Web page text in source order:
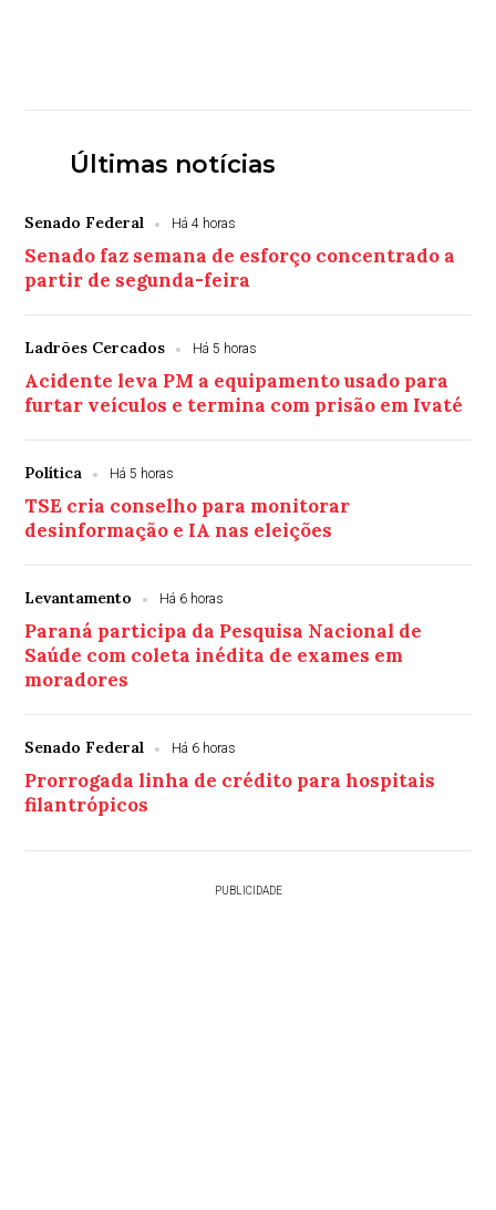
Últimas notícias
Senado Federal Há 4 horas
Senado faz semana de esforço concentrado a
partir de segunda-feira
Ladrões Cercados Há 5 horas
Acidente leva PM a equipamento usado para
furtar veículos e termina com prisão em Ivaté
Política Há 5 horas
TSE cria conselho para monitorar
desinformação e IA nas eleições
Levantamento Há 6 horas
Paraná participa da Pesquisa Nacional de
Saúde com coleta inédita de exames em
moradores
Senado Federal Há 6 horas
Prorrogada linha de crédito para hospitais
filantrópicos
PUBLICIDADE